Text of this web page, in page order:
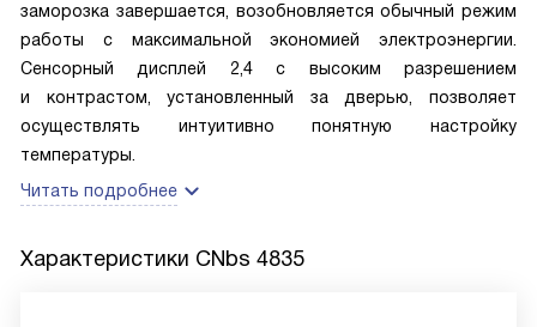
заморозка завершается, возобновляется обычный режим
работы с максимальной экономией электроэнергии.
Сенсорный дисплей 2,4 с высоким разрешением
и контрастом, установленный за дверью, позволяет
осуществлять интуитивно понятную настройку
температуры.
Читать подробнее
Характеристики CNbs 4835